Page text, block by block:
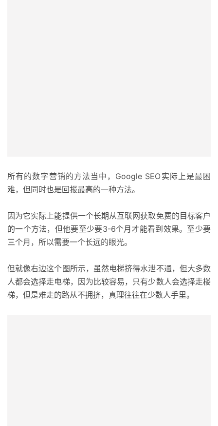
所有的数字营销的方法当中，Google SEO实际上是最困
难，但同时也是回报最高的一种方法。
因为它实际上能提供一个长期从互联网获取免费的目标客户
的一个方法，但他要至少要3-6个月才能看到效果。至少要
三个月，所以需要一个长远的眼光。
但就像右边这个图所示，虽然电梯挤得水泄不通，但大多数
人都会选择走电梯，因为比较容易，只有少数人会选择走楼
梯，但是难走的路从不拥挤，真理往往在少数人手里。